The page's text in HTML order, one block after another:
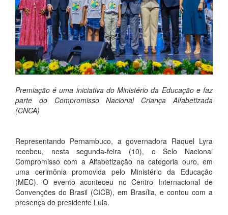
Premiação é uma iniciativa do Ministério da Educação e faz
parte do Compromisso Nacional Criança Alfabetizada
(CNCA)
Representando Pernambuco, a governadora Raquel Lyra
recebeu, nesta segunda-feira (10), o Selo Nacional
Compromisso com a Alfabetização na categoria ouro, em
uma cerimônia promovida pelo Ministério da Educação
(MEC). O evento aconteceu no Centro Internacional de
Convenções do Brasil (CICB), em Brasília, e contou com a
presença do presidente Lula.